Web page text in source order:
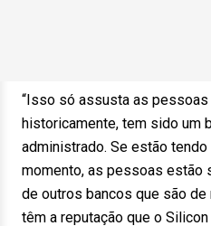
“Isso só assusta as
historicamente, tem sido um
administrado. Se estão
momento, as pessoas estão
de outros bancos que são
têm a reputação que o Silicon